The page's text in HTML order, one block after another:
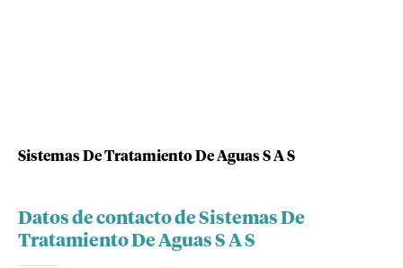
Sistemas De Tratamiento De Aguas S A S
Datos de contacto de Sistemas De
Tratamiento De Aguas S A S